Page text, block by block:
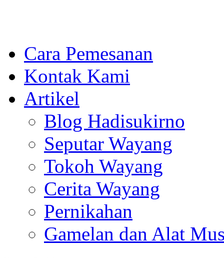
Cara Pemesanan
Kontak Kami
Artikel
Blog Hadisukirno
Seputar Wayang
Tokoh Wayang
Cerita Wayang
Pernikahan
Gamelan dan Alat